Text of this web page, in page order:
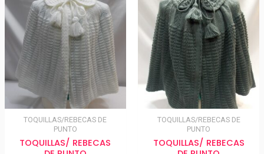
TOQUILLAS/REBECAS DE
PUNTO
TOQUILLAS/ REBECAS
TOQUILLAS/REBECAS DE
PUNTO
TOQUILLAS/ REBECAS